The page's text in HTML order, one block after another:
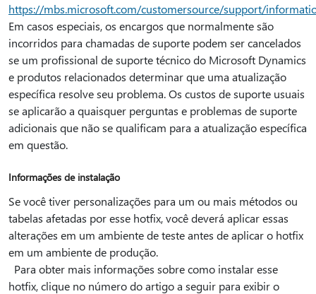
https://mbs.microsoft.com/customersource/support/
Em casos especiais, os encargos que normalmente são
incorridos para chamadas de suporte podem ser cancelados
se um profissional de suporte técnico do Microsoft Dynamics
e produtos relacionados determinar que uma atualização
específica resolve seu problema. Os custos de suporte usuais
se aplicarão a quaisquer perguntas e problemas de suporte
adicionais que não se qualificam para a atualização específica
em questão.
Informações de instalação
Se você tiver personalizações para um ou mais métodos ou
tabelas afetadas por esse hotfix, você deverá aplicar essas
alterações em um ambiente de teste antes de aplicar o hotfix
em um ambiente de produção.
Para obter mais informações sobre como instalar esse
hotfix, clique no número do artigo a seguir para exibir o